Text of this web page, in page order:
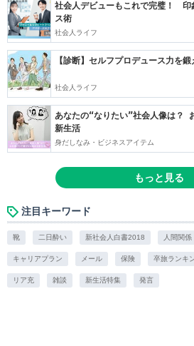
社会人デビューもこれで完璧！ 印
ス術
社会人ライフ
【診断】セルフプロデュース力を
社会人ライフ
あなたの“なりたい”社会人像は？
新生活
身だしなみ・ビジネスアイテム
もっと見る
注目キーワード
靴 二日酔い 新社会人白書2018 人間関係
キャリアプラン メール 保険 卒旅ランキ
リア充 雑談 新生活特集 発言